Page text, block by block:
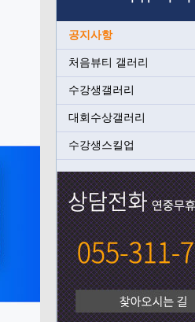
공지사항
처음뷰티 갤러리
수강생갤러리
대회수상갤러리
수강생스킬업